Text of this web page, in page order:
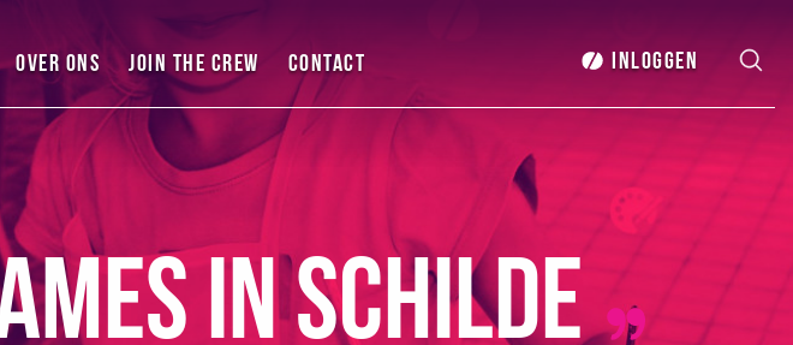
Over ons Join the crew Contact Inloggen
in Schilde